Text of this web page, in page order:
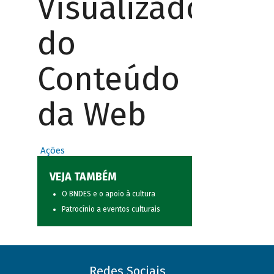
Visualizador
do
Conteúdo
da Web
Ações
VEJA TAMBÉM
O BNDES e o apoio à cultura
Patrocínio a eventos culturais
Redes Sociais